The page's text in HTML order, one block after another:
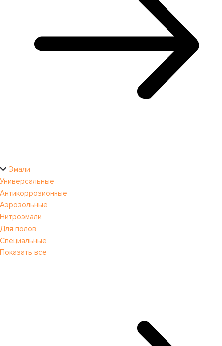
Эмали
Универсальные
Антикоррозионные
Аэрозольные
Нитроэмали
Для полов
Специальные
Показать все